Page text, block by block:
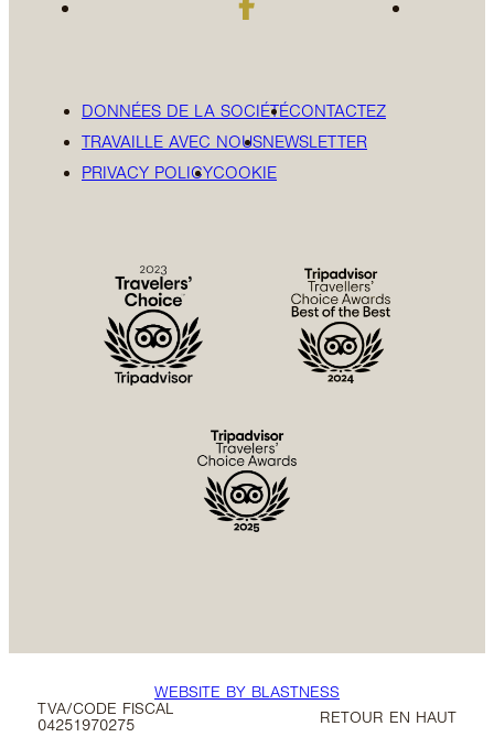
DONNÉES DE LA SOCIÉTÉCONTACTEZ
TRAVAILLE AVEC NOUSNEWSLETTER
PRIVACY POLICYCOOKIE
TVA/CODE FISCAL
04251970275
WEBSITE BY BLASTNESS
RETOUR EN HAUT